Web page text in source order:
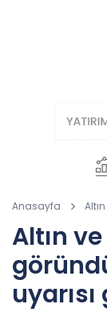
Anasayfa Altın
Altın